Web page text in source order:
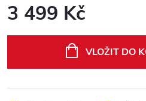
3 499 Kč
VLOŽIT DO